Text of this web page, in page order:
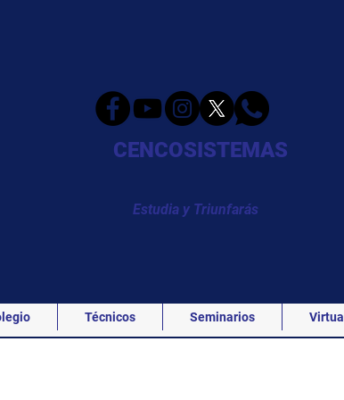
CENCOSISTEMAS
Estudia y Triunfarás
Técnicos Seminarios Virtual